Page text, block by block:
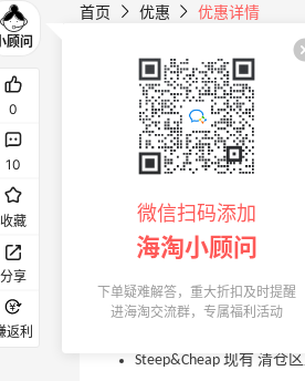
首页 优惠 优惠详情
Steep&Cheap 现有 清仓
0
10
收藏
分享
返利
微信扫码添加
海淘小顾问
下单疑难解答，重大折扣及时提醒
进海淘交流群，专属福利活动